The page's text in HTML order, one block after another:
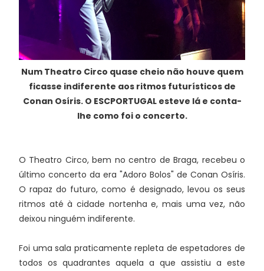
Num Theatro Circo quase cheio não houve quem
ficasse indiferente aos ritmos futurísticos de
Conan Osíris. O ESCPORTUGAL esteve lá e conta-
lhe como foi o concerto.
O Theatro Circo, bem no centro de Braga, recebeu o
último concerto da era "Adoro Bolos" de Conan Osíris.
O rapaz do futuro, como é designado, levou os seus
ritmos até à cidade nortenha e, mais uma vez, não
deixou ninguém indiferente.
Foi uma sala praticamente repleta de espetadores de
todos os quadrantes aquela a que assistiu a este